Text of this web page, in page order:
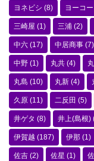
ヨネビシ (8) ヨーコー
三崎屋 (1) 三浦 (2)
中六 (17) 中居商事 (7)
中野 (1) 丸共 (4)
丸島 (10) 丸新 (4)
久原 (11) 二反田 (5)
井ゲタ (8) 井上(島根)
伊賀越 (187) 伊那 (1)
佐吉 (2) 佐星 (1)